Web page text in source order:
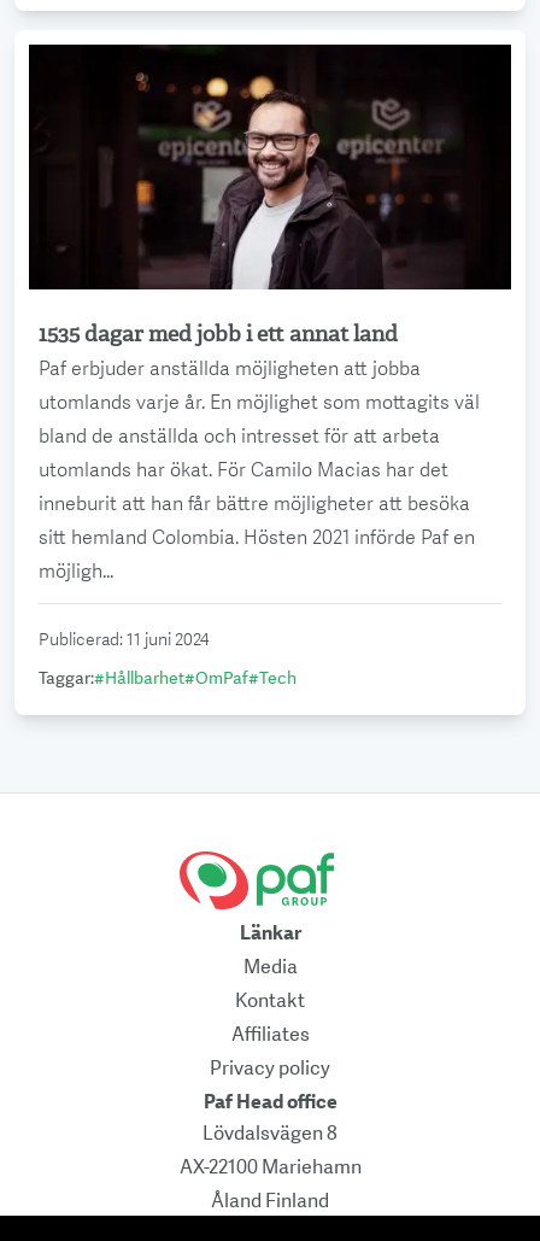
1535 dagar med jobb i ett annat land
Paf erbjuder anställda möjligheten att jobba
utomlands varje år. En möjlighet som mottagits väl
bland de anställda och intresset för att arbeta
utomlands har ökat. För Camilo Macias har det
inneburit att han får bättre möjligheter att besöka
sitt hemland Colombia. Hösten 2021 införde Paf en
möjligh...
Läs mer
Publicerad:11 juni 2024
Taggar:#Hållbarhet#OmPaf#Tech
Länkar
Media
Kontakt
Affiliates
Privacy policy
Paf Head office
Lövdalsvägen 8
AX-22100 Mariehamn
Åland Finland